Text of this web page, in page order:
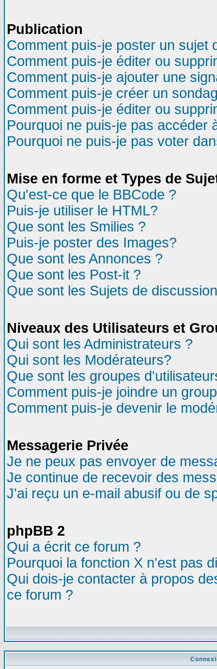
Publication
Comment puis-je poster un sujet
Comment puis-je éditer ou
Comment puis-je ajouter une
Comment puis-je créer un
Comment puis-je éditer ou
Pourquoi ne puis-je pas accéder
Pourquoi ne puis-je pas voter
Mise en forme et Types de
Qu'est-ce que le BBCode ?
Puis-je utiliser le HTML?
Que sont les Smilies ?
Puis-je poster des Images?
Que sont les Annonces ?
Que sont les Post-it ?
Que sont les Sujets de
Niveaux des Utilisateurs et
Qui sont les Administrateurs ?
Qui sont les Modérateurs?
Que sont les groupes
Comment puis-je joindre un
Comment puis-je devenir le
Messagerie Privée
Je ne peux pas envoyer de
Je continue de recevoir des
J'ai reçu un e-mail abusif ou de
phpBB 2
Qui a écrit ce forum ?
Pourquoi la fonction X n'est pas
Qui dois-je contacter à propos
ce forum ?